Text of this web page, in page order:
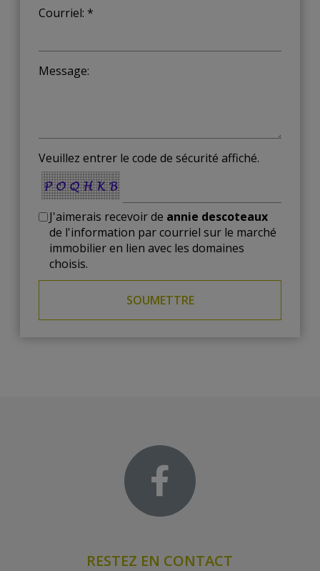
Courriel: *
Message:
Veuillez entrer le code de sécurité affiché.
J'aimerais recevoir de annie descoteaux
de l'information par courriel sur le marché
immobilier en lien avec les domaines
choisis.
SOUMETTRE
RESTEZ EN CONTACT